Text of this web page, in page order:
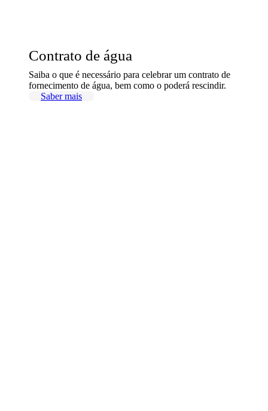
Contrato de água
Saiba o que é necessário para celebrar um contrato de
fornecimento de água, bem como o poderá rescindir.
Saber mais